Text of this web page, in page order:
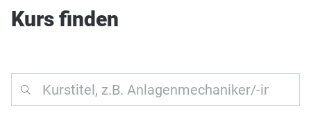
Kurs finden